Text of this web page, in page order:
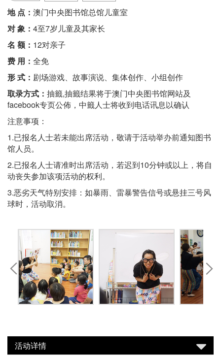
地 点： 澳门中央图书馆总馆儿童室
对 象： 4至7岁儿童及其家长
名 额： 12对亲子
费 用： 全免
形 式： 剧场游戏、故事演说、集体创作、小组创作
取录方式： 抽籤,抽籤结果将于澳门中央图书馆网站及
facebook专页公佈，中籤人士将收到电话讯息以确认
注意事项：
1.已报名人士若未能出席活动，敬请于活动举办前通知图书
馆人员。
2.已报名人士请准时出席活动，若迟到10分钟或以上，将自
动丧失参加该项活动的权利。
3.恶劣天气特别安排：如暴雨、雷暴警告信号或悬挂三号风
球时，活动取消。
活动详情